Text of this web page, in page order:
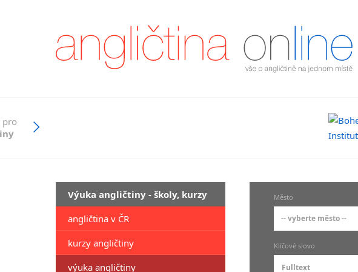
pro
Výuka angličtiny - školy, kurzy
angličtina v ČR
kurzy angličtiny
výuka angličtiny
Město
-- vyberte město --
-- vyberte město --
Klíčové slovo